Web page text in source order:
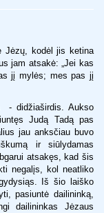
Jėzų, kodėl jis ketina
jam atsakė: „Jei kas
jį mylės; mes pas jį
- didžiaširdis. Aukso
Judą Tadą pas
jau anksčiau buvo
ir siūlydamas
atsakęs, kad šis
negalįs, kol neatliko
Iš šio laiško
pasiuntė dailininką,
dailininkas Jėzaus